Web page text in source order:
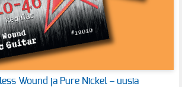
Wound ja Pure Nickel – uusia